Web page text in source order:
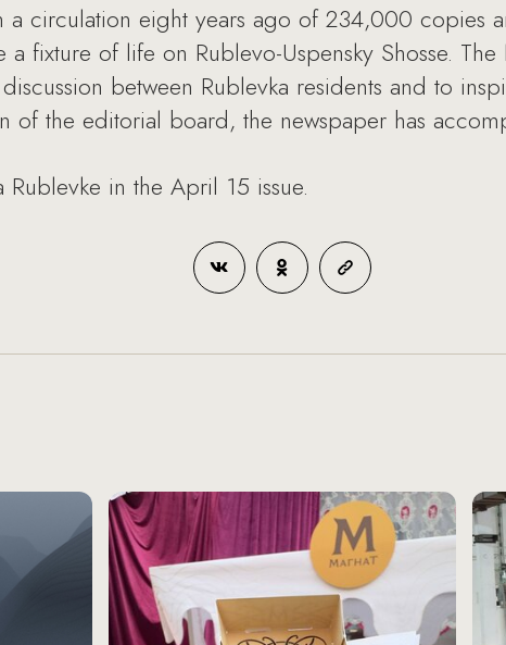
a circulation eight years ago of 234,000 copies
fixture of life on Rublevo-Uspensky Shosse.
between Rublevka residents and to
of the editorial board, the newspaper has
in the April 15 issue.